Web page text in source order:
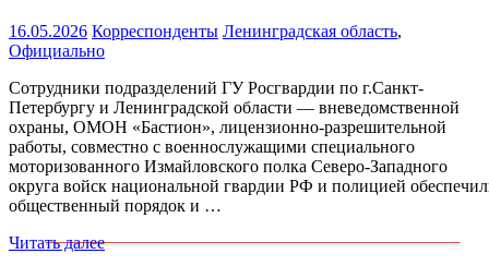
16.05.2026 Корреспонденты Ленинградская область,
Официально
Сотрудники подразделений ГУ Росгвардии по г.Санкт-
Петербургу и Ленинградской области — вневедомственной
охраны, ОМОН «Бастион», лицензионно-разрешительной
работы, совместно с военнослужащими специального
моторизованного Измайловского полка Северо-Западного
округа войск национальной гвардии РФ и полицией
общественный порядок и …
Читать далее